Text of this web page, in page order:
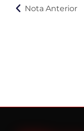
Nota Anterior